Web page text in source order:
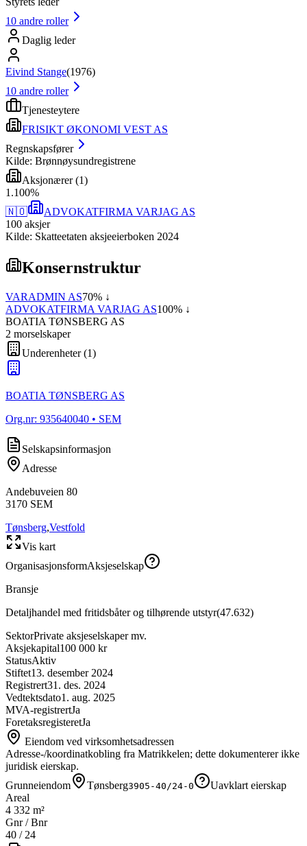
10 andre roller
Daglig leder
Eivind Stange(1976)
10 andre roller
Tjenesteytere
FRISIKT ØKONOMI VEST AS
Regnskapsfører
Kilde: Brønnøysundregistrene
Aksjonærer(1)
1 .100%
🇳🇴
ADVOKATFIRMA VARJAG AS
100 aksjer
Kilde: Skatteetaten aksjeeierboken 2024
Konsernstruktur
VARADMIN AS70% ↓
ADVOKATFIRMA VARJAG AS100% ↓
BOATIA TØNSBERG AS
2 morselskaper
Underenheter(1)
BOATIA TØNSBERG AS
Org.nr: 935640040 • SEM
Selskapsinformasjon
Adresse
Andebuveien 80
3170 SEM
Tønsberg,Vestfold
Vis kart
OrganisasjonsformAksjeselskap
Bransje
Detaljhandel med fritidsbåter og tilhørende utstyr(47.632)
SektorPrivate aksjeselskaper mv.
Aksjekapital100 000 kr
StatusAktiv
Stiftet13. desember 2024
Registrert31. des. 2024
Vedtektsdato1. aug. 2025
MVA-registrertJa
ForetaksregisteretJa
Eiendom ved virksomhetsadressen
Adresse-/koordinatkobling fra Matrikkelen; dette dokumenterer ikke
juridisk eierskap.
Grunneiendom
Tønsberg3905-40/24-0
Uavklart eierskap
Areal
4 332 m²
Gnr / Bnr
40 / 24